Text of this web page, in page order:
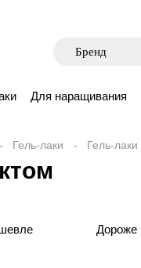
Для наращивания
Гель-лаки Гель-лаки
Дороже